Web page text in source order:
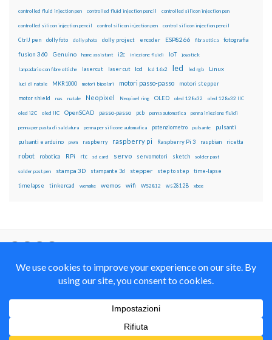
controlled fluid injection pen controlled fluid injection pencil controlled silicon injection pen
controlled silicon injection pencil control silicon injection pen control silicon injection pencil
CtrlJ pen dolly foto dolly photo dolly project encoder ESP8266 fibra ottica fotografia
fusion 360 Genuino home assistant i2c iniezione fluidi IoT joystick
lampadario con fibre ottiche lasercut laser cut lcd lcd 16x2 led led rgb Linux
luci di natale MKR1000 motori bipolari motori passo-passo motori stepper
motor shield nas natale Neopixel Neopixel ring OLED oled 128x32 oled 128x32 IIC
oled i2C oled IIC OpenSCAD passo-passo pcb penna automatica penna iniezione fluidi
penna per pasta di saldatura penna per silicone automatica potenziometro pulsante pulsanti
pulsanti e arduino pwm raspberry raspberry pi Raspberry Pi 3 raspbian ricetta
robot robotica RPi rtc sd card servo servomotori sketch solder past
solder past pen stampa 3D stampante 3d stepper step to step time-lapse
timelapse tinkercad wemake wemos wifi WS2812 ws2812B xbee
Alike 4.0 International
© 2012-2018 Mauro Alfieri Elettronica Domotica Robotica Arduino Corsi